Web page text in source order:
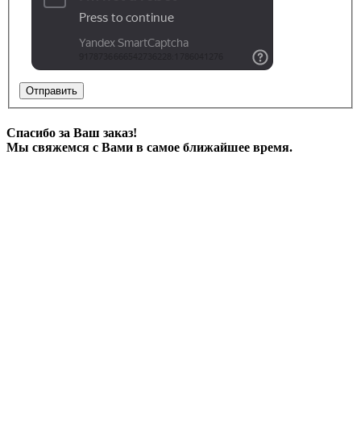
Отправить
Спасибо за Ваш заказ!
Мы свяжемся с Вами в самое ближайшее время.